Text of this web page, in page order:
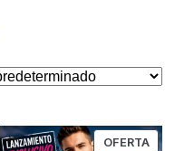
OFERTA